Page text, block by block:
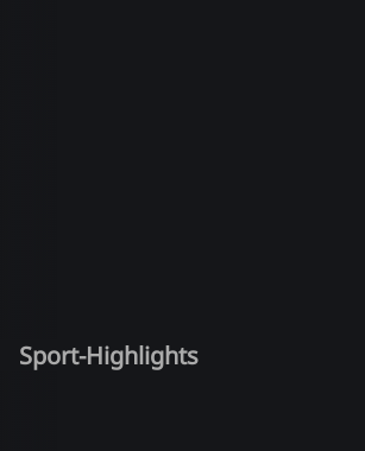
Sport-Highlights